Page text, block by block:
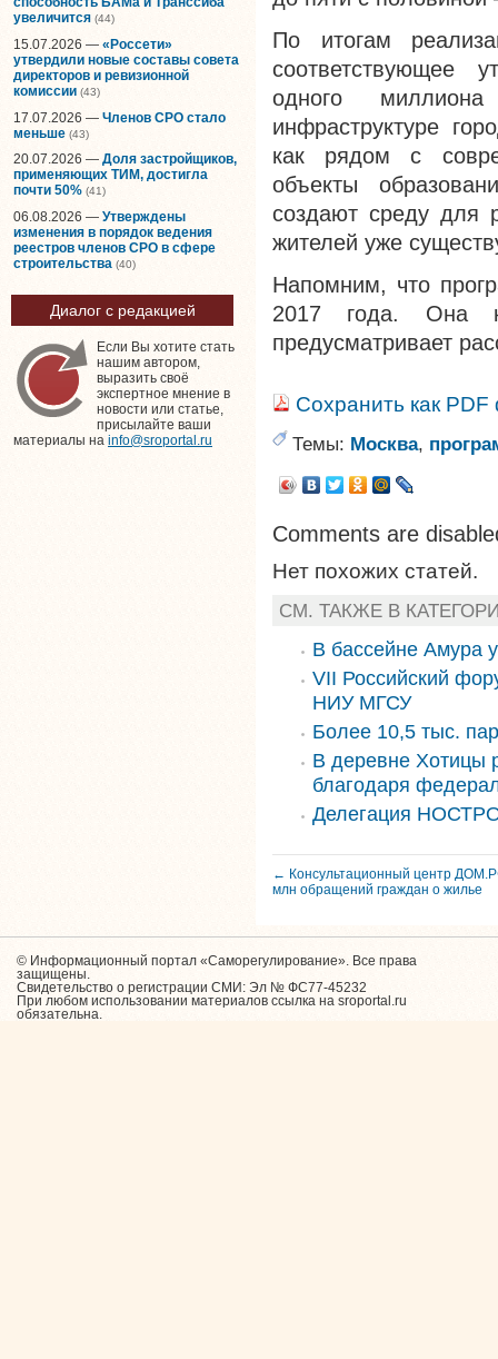
увеличится (44)
15.07.2026 — «Россети»
утвердили новые составы совета
директоров и ревизионной
комиссии (43)
17.07.2026 — Членов СРО стало
меньше (43)
20.07.2026 — Доля застройщиков,
применяющих ТИМ, достигла
почти 50% (41)
06.08.2026 — Утверждены
изменения в порядок ведения
реестров членов СРО в сфере
строительства (40)
Диалог с редакцией
Если Вы хотите стать
нашим автором,
выразить своё
экспертное мнение в
новости или статье,
присылайте ваши
материалы на info@sroportal.ru
По итогам
соответствующее
одного
инфраструктуре
как рядом с
объекты
создают среду для
жителей уже
Напомним, что
2017 года. Она
предусматривает
Сохранить как
Темы: Москва,
Comments are
Нет похожих статей.
СМ. ТАКЖЕ В
В бассейне Амура
VII Российский
НИУ МГСУ
Более 10,5 тыс.
В деревне Хотицы
благодаря
Делегация
← Консультационный центр
млн обращений граждан о жилье
© Информационный портал «Саморегулирование». Все права
защищены.
Свидетельство о регистрации СМИ: Эл № ФС77-45232
При любом использовании материалов ссылка на sroportal.ru
обязательна.